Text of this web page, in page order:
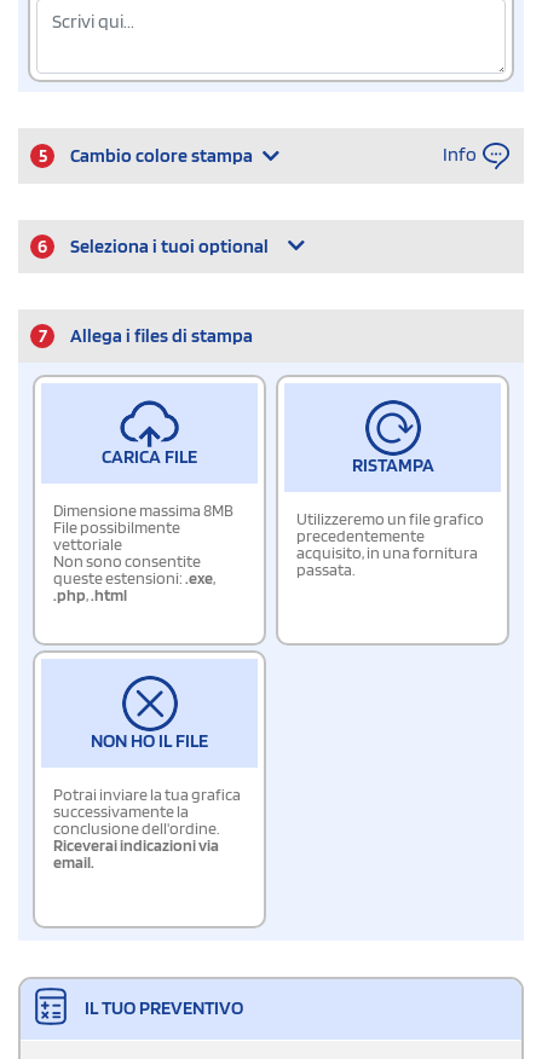
5 Cambio colore stampa Info
6 Seleziona i tuoi optional
7 Allega i files di stampa
CARICA FILE
Dimensione massima 8MB
File possibilmente
vettoriale
Non sono consentite
queste estensioni:.exe,
.php,.html
RISTAMPA
Utilizzeremo un file grafico
precedentemente
acquisito, in una fornitura
passata.
NON HO IL FILE
Potrai inviare la tua grafica
successivamente la
conclusione dell'ordine.
Riceverai indicazioni via
email.
IL TUO PREVENTIVO